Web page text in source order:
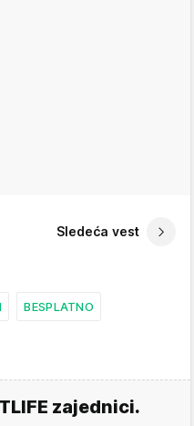
Sledeća vest
BESPLATNO
zajednici.